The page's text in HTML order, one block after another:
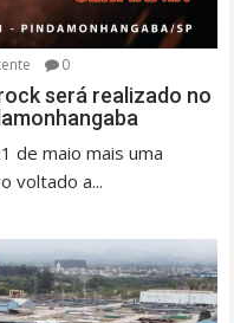
0
será realizado no
de maio mais uma
voltado a...